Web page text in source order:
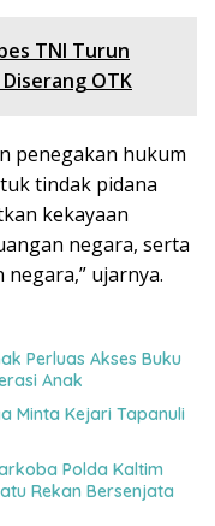
TNI Turun
OTK
penegakan hukum
tindak pidana
kekayaan
negara, serta
ujarnya.
Perluas Akses Buku
Anak
Minta Kejari Tapanuli
Polda Kaltim
Rekan Bersenjata